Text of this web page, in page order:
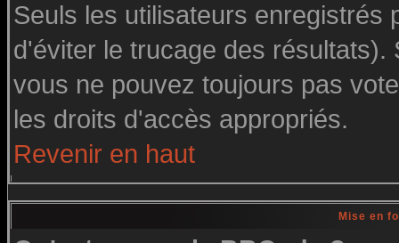
Seuls les utilisateurs enregistrés
d'éviter le trucage des
vous ne pouvez toujours pas
les droits d'accès appropriés.
Revenir en haut
Mise en